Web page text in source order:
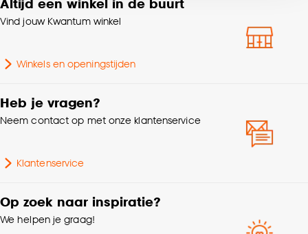
voor kiezen om bepaalde cookies wel of niet te
accepteren door op ‘Cookies aanpassen’ te
Goed om te weten is dat je deze keuze altijd nog
cookieverklaring
Hoogte 184.5 CM
Geschikt voor ruimte
Aantal lichtbronnen
Vind jouw Kwantum winkel
Winkels en openingstijden
Heb je vragen?
Neem contact op met onze klantenservice
Klantenservice
Op zoek naar inspiratie?
We helpen je graag!